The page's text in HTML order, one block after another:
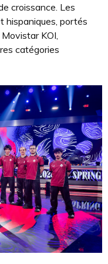
croissance. Les
hispaniques, portés
KOI,
catégories